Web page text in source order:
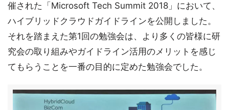
催された「Microsoft Tech Summit 2018」において、
ハイブリッドクラウドガイドラインを公開しました。
それを踏まえた第1回の勉強会は、より多くの皆様に研
究会の取り組みやガイドライン活用のメリットを感じ
てもらうことを一番の目的に定めた勉強会でした。